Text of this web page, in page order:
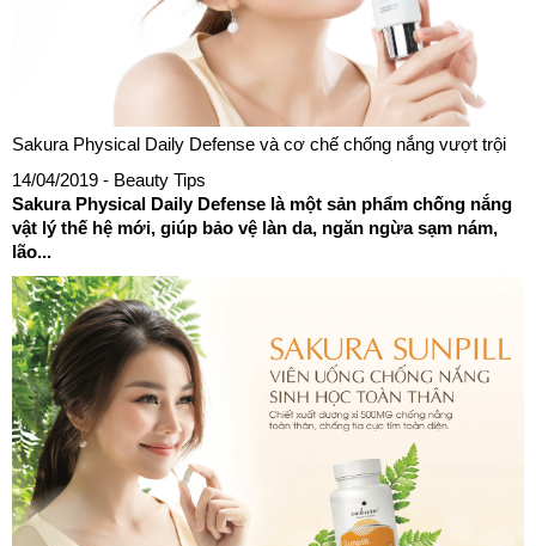
Sakura Physical Daily Defense và cơ chế chống nắng vượt trội
14/04/2019 - Beauty Tips
Sakura Physical Daily Defense là một sản phẩm chống nắng
vật lý thế hệ mới, giúp bảo vệ làn da, ngăn ngừa sạm nám,
lão...